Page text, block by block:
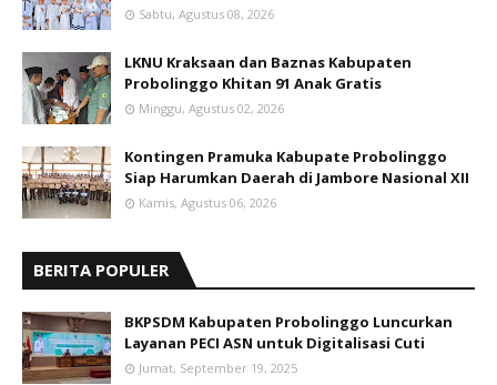
Sabtu, Agustus 08, 2026
LKNU Kraksaan dan Baznas Kabupaten
Probolinggo Khitan 91 Anak Gratis
Minggu, Agustus 02, 2026
Kontingen Pramuka Kabupate Probolinggo
Siap Harumkan Daerah di Jambore Nasional XII
Kamis, Agustus 06, 2026
BERITA POPULER
BKPSDM Kabupaten Probolinggo Luncurkan
Layanan PECI ASN untuk Digitalisasi Cuti
Jumat, September 19, 2025